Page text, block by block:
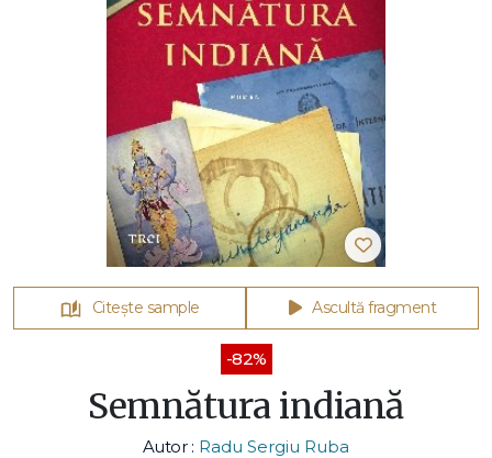
Citește sample Ascultă fragment
-82%
Semnătura indiană
Autor : Radu Sergiu Ruba